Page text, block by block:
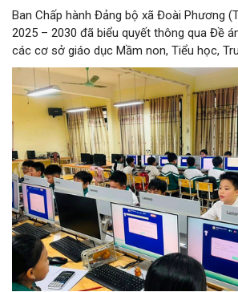
Ban Chấp hành Đảng bộ xã Đoài Phương
2025 – 2030 đã biểu quyết thông qua Đề
các cơ sở giáo dục Mầm non, Tiểu học,
(THCS) và Đề án sắp xếp, kiện toàn,
trong các cơ sở giáo dục công lập sau sắp